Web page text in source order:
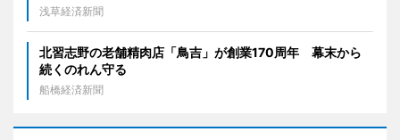
浅草経済新聞
北習志野の老舗精肉店「鳥吉」が創業170周年 幕末から
続くのれん守る
船橋経済新聞